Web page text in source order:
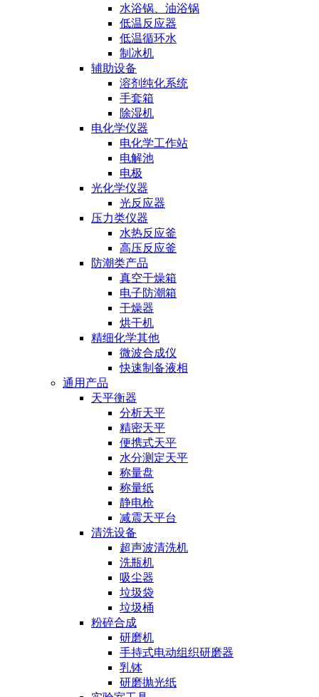
水浴锅、油浴锅
低温反应器
低温循环水
制冰机
辅助设备
溶剂纯化系统
手套箱
除湿机
电化学仪器
电化学工作站
电解池
电极
光化学仪器
光反应器
压力类仪器
水热反应釜
高压反应釜
防潮类产品
真空干燥箱
电子防潮箱
干燥器
烘干机
精细化学其他
微波合成仪
快速制备液相
通用产品
天平衡器
分析天平
精密天平
便携式天平
水分测定天平
称量盘
称量纸
静电枪
减震天平台
清洗设备
超声波清洗机
洗瓶机
吸尘器
垃圾袋
垃圾桶
粉碎合成
研磨机
手持式电动组织研磨器
乳钵
研磨抛光纸